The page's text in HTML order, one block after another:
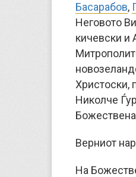
Басарабов,
Неговото
кичевски и
Христоски,
Николче
Верниот
На